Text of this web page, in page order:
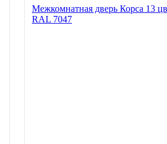
Межкомнатная дверь Корса 13
RAL 7047